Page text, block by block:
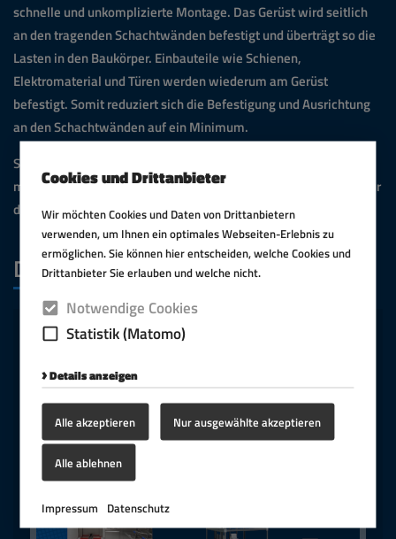
Cookies und Drittanbieter
Wir möchten Cookies und Daten von Drittanbietern
verwenden, um Ihnen ein optimales Webseiten-Erlebnis zu
ermöglichen. Sie können hier entscheiden, welche Cookies und
Drittanbieter Sie erlauben und welche nicht.
Notwendige Cookies
Statistik (Matomo)
Details anzeigen
Alle akzeptieren Nur ausgewählte akzeptieren
Alle ablehnen
Impressum Datenschutz
schnelle und unkomplizierte Montage. Das Gerüst wird seitlich
an den tragenden Schachtwänden befestigt und überträgt so die
Lasten in den Baukörper. Einbauteile wie Schienen,
Elektromaterial und Türen werden wiederum am Gerüst
befestigt. Somit reduziert sich die Befestigung und Ausrichtung
an den Schachtwänden auf ein Minimum.
Selbst Anpassungen an bestehende Maueröffnungen sind
möglich, so dass diecargo line COMPACT
die perfekte Lösung für
den Austausch von Altanlagen ist.
DOWNLOAD